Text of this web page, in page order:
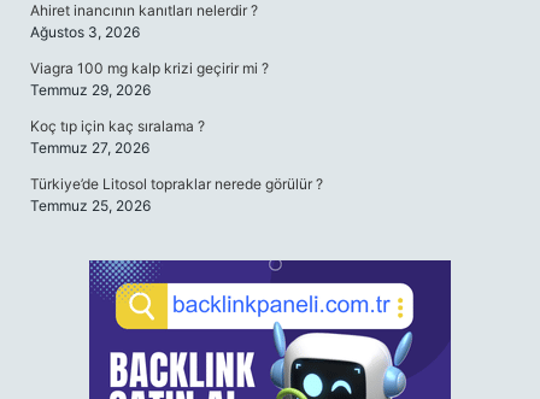
Ahiret inancının kanıtları nelerdir ?
Ağustos 3, 2026
Viagra 100 mg kalp krizi geçirir mi ?
Temmuz 29, 2026
Koç tıp için kaç sıralama ?
Temmuz 27, 2026
Türkiye’de Litosol topraklar nerede görülür ?
Temmuz 25, 2026